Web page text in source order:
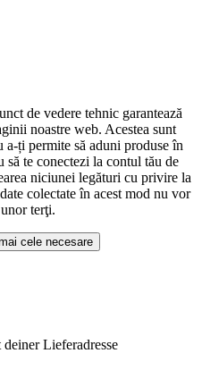
de vedere tehnic garantează
noastre web. Acestea sunt
ți permite să aduni produse în
să te conectezi la contul tău de
niciunei legături cu privire la
colectate în acest mod nu vor
terţi.
cele necesare
deiner Lieferadresse